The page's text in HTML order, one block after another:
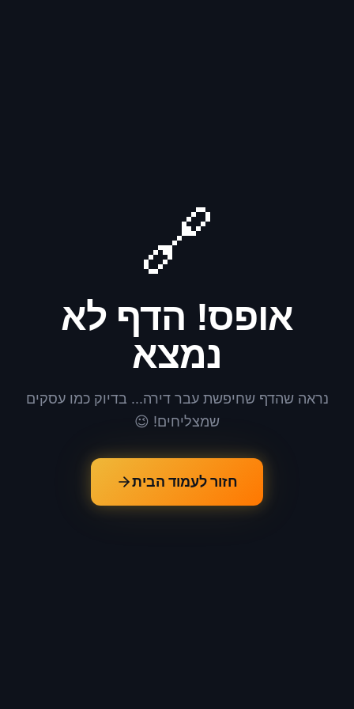
🔗
אופס! הדף לא
נמצא
נראה שהדף שחיפשת עבר דירה... בדיוק כמו עסקים
שמצליחים! 😉
חזור לעמוד הבית